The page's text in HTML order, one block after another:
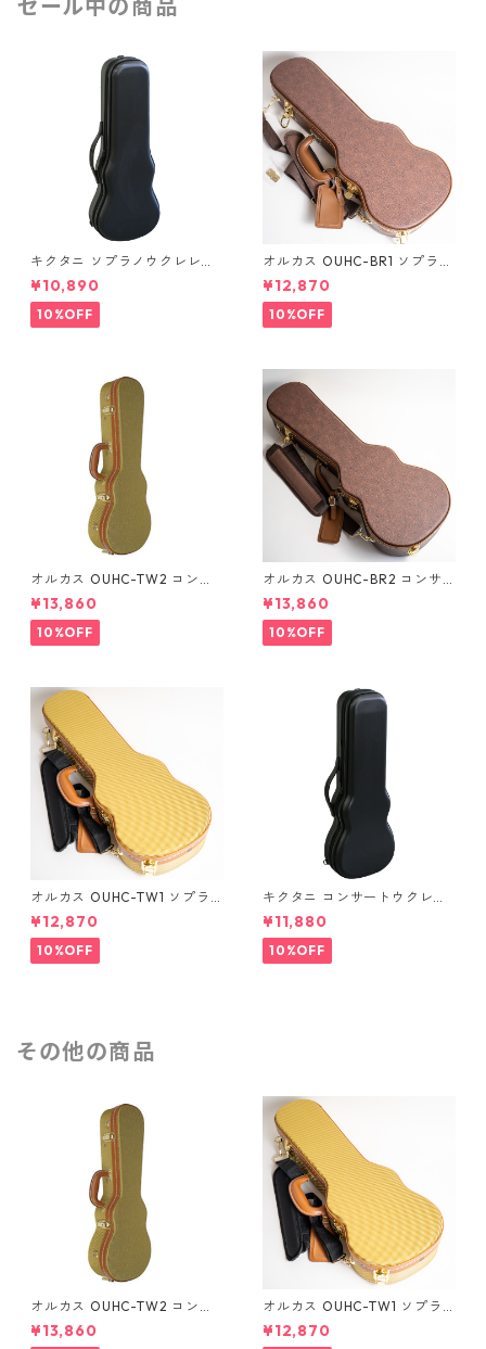
セール中の商品
キクタニ ソプラノウクレレ用
ハードケース UPC-10N
¥10,890
10%OFF
オルカス OUHC-BR1 ソプラノ
ウクレレ用ハードケース
¥12,870
10%OFF
オルカス OUHC-TW2 コンサ
ートウクレレ用ハードケース
¥13,860
10%OFF
オルカス OUHC-BR2 コンサ
ートウクレレ用ハードケース
¥13,860
10%OFF
オルカス OUHC-TW1 ソプラ
ノウクレレ用ハードケース
¥12,870
10%OFF
キクタニ コンサートウクレレ
用ハードケース UPC-12N
¥11,880
10%OFF
その他の商品
オルカス OUHC-TW2 コンサ
ートウクレレ用ハードケース
¥13,860
オルカス OUHC-TW1 ソプラ
ノウクレレ用ハードケース
¥12,870